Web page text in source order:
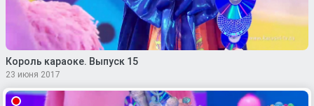
Король караоке. Выпуск 15
23 июня 2017